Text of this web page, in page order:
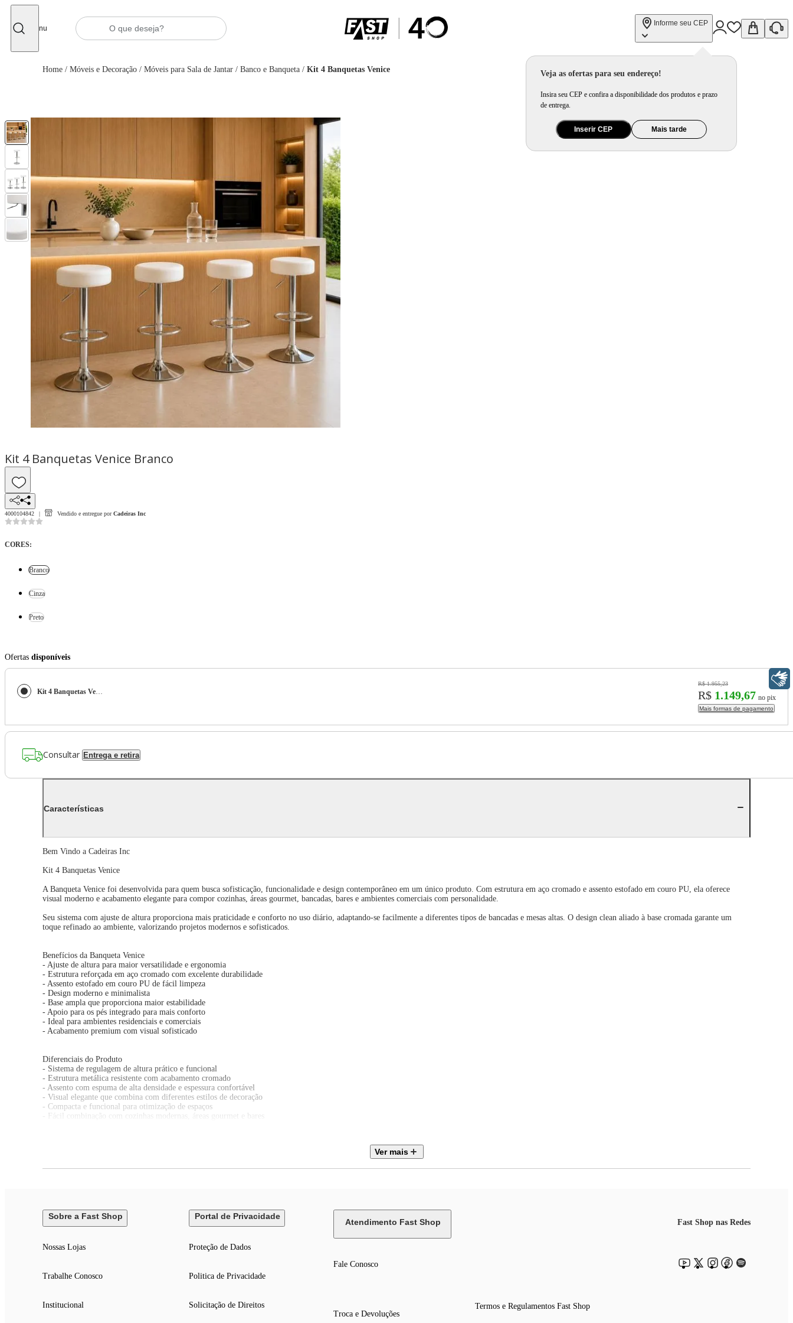
Menu
Informe seu CEP
Veja as ofertas para seu endereço!
Insira seu CEP e confira a disponibilidade dos produtos e prazo
de entrega.
Inserir CEP Mais tarde
Home / Móveis e Decoração / Móveis para Sala de Jantar / Banco e Banqueta / Kit 4 Banquetas Venice
Kit 4 Banquetas Venice Branco
4000104842 Vendido e entregue por Cadeiras Inc
CORES:
Branco
Cinza
Preto
Ofertas disponíveis
Kit 4 Banquetas Venice
R$ 1.955,23
R$ 1.149,67 no pix
Mais formas de pagamento
Consultar Entrega e retira
Características
Bem Vindo a Cadeiras Inc
Kit 4 Banquetas Venice
A Banqueta Venice foi desenvolvida para quem busca sofisticação, funcionalidade e design contemporâneo em um único produto. Com estrutura em aço cromado e assento estofado em couro PU, ela oferece
visual moderno e acabamento elegante para compor cozinhas, áreas gourmet, bancadas, bares e ambientes comerciais com personalidade.
Seu sistema com ajuste de altura proporciona mais praticidade e conforto no uso diário, adaptando-se facilmente a diferentes tipos de bancadas e mesas altas. O design clean aliado à base cromada garante um
toque refinado ao ambiente, valorizando projetos modernos e sofisticados.
Benefícios da Banqueta Venice
- Ajuste de altura para maior versatilidade e ergonomia
- Estrutura reforçada em aço cromado com excelente durabilidade
- Assento estofado em couro PU de fácil limpeza
- Design moderno e minimalista
- Base ampla que proporciona maior estabilidade
- Apoio para os pés integrado para mais conforto
- Ideal para ambientes residenciais e comerciais
- Acabamento premium com visual sofisticado
Diferenciais do Produto
- Sistema de regulagem de altura prático e funcional
- Estrutura metálica resistente com acabamento cromado
- Assento com espuma de alta densidade e espessura confortável
- Visual elegante que combina com diferentes estilos de decoração
- Compacta e funcional para otimização de espaços
- Fácil combinação com cozinhas modernas, áreas gourmet e bares
- Bistrôs
- Salão de festas
- Ambientes comerciais modernos
Marca: Cadeiras Inc
Revestimento do assento: Couro PU
Ver mais
Sobre a Fast Shop
Nossas Lojas
Trabalhe Conosco
Institucional
Portal de Privacidade
Proteção de Dados
Politica de Privacidade
Solicitação de Direitos
Atendimento Fast Shop
Fale Conosco
Troca e Devoluções
Termos e Regulamentos Fast Shop
Fast Shop nas Redes